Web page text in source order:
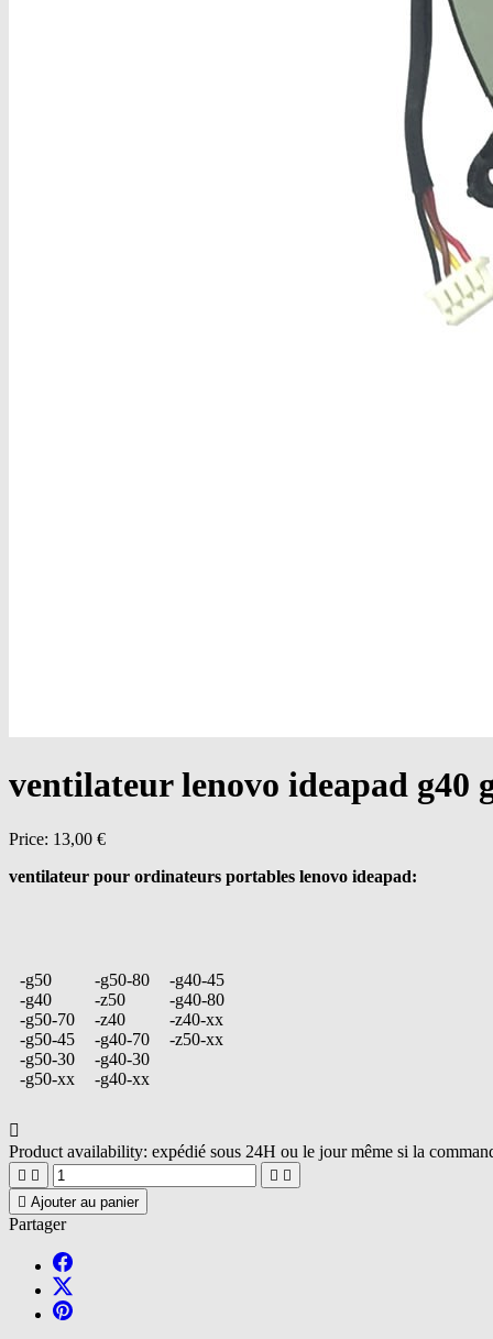
ventilateur lenovo ideapad g40
Price: 13,00 €
ventilateur pour ordinateurs portables lenovo ideapad:
-g50
-g40
-g50-70
-g50-45
-g50-30
-g50-xx
-g50-80
-z50
-z40
-g40-70
-g40-30
-g40-xx
-g40-45
-g40-80
-z40-xx
-z50-xx

Product availability: expédié sous 24H ou le jour même si la
   
 Ajouter au panier
Partager